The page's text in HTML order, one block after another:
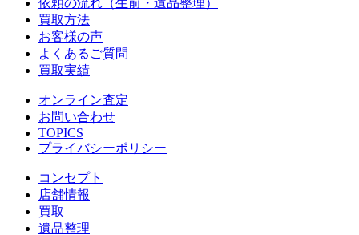
依頼の流れ（生前・遺品整理）
買取方法
お客様の声
よくあるご質問
買取実績
オンライン査定
お問い合わせ
TOPICS
プライバシーポリシー
コンセプト
店舗情報
買取
遺品整理